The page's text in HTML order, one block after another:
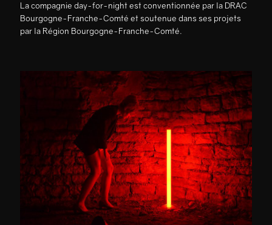
La compagnie day-for-night est conventionnée par la DRAC
Bourgogne-Franche-Comté et soutenue dans ses projets
par la Région Bourgogne-Franche-Comté.